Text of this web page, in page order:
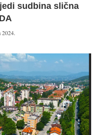
sudbina slična
2024.